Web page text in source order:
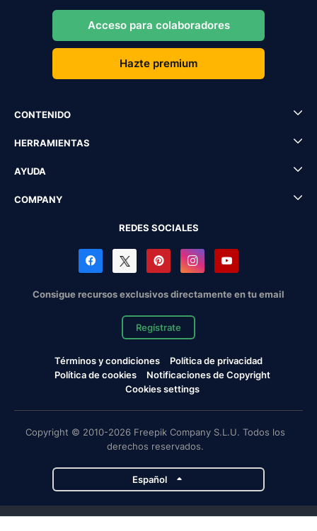
Acceso para colaboradores
Hazte premium
CONTENIDO
HERRAMIENTAS
AYUDA
COMPANY
REDES SOCIALES
Consigue recursos exclusivos directamente en tu email
Regístrate
Términos y condiciones
Política de privacidad
Política de cookies
Notificaciones de Copyright
Cookies settings
Copyright © 2010-2026 Freepik Company S.L.U. Todos los
derechos reservados.
Español